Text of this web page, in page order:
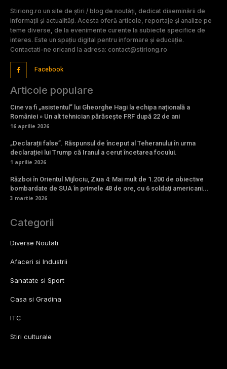
Stiriong.ro un site de știri / blog de noutăți, dedicat diseminării de
informații și actualități. Acesta oferă articole, reportaje și analize pe
teme diverse, de la evenimente curente la subiecte specifice de
interes. Este un spațiu digital pentru informare și educație.
Contactati-ne oricand la adresa: contact@stiriong.ro
Facebook
Articole populare
Cine va fi „asistentul” lui Gheorghe Hagi la echipa națională a
României » Un alt tehnician părăsește FRF după 22 de ani
16 aprilie 2026
„Declarații false”. Răspunsul de început al Teheranului în urma
declarației lui Trump că Iranul a cerut încetarea focului.
1 aprilie 2026
Război în Orientul Mijlociu, Ziua 4: Mai mult de 1.200 de obiective
bombardate de SUA în primele 48 de ore, cu 6 soldați americani...
3 martie 2026
Categorii
Diverse Noutati
Afaceri si Industrii
Sanatate si Sport
Casa si Gradina
ITC
Stiri culturale